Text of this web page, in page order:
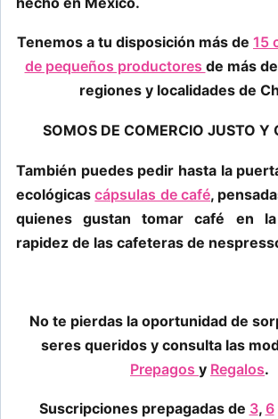
Tenemos a tu disposición más de 15
de pequeños productores de más
regiones y localidades de
SOMOS DE COMERCIO JUSTO Y
También puedes pedir hasta la
ecológicascápsulas de café,
quienes gustan tomar café en
rapidez de las cafeteras de
No te pierdas la oportunidad de
seres queridos y consulta las
Prepagos y Regalos.
Suscripciones prepagadas de 3, 6